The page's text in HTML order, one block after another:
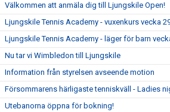
Välkommen att anmäla dig till Ljungskile Open!
Ljungskile Tennis Academy - vuxenkurs vecka
Ljungskile Tennis Academy - läger för barn
Nu tar vi Wimbledon till Ljungskile
Information från styrelsen avseende motion
Försommarens härligaste tenniskväll - Ladies
Utebanorna öppna för bokning!